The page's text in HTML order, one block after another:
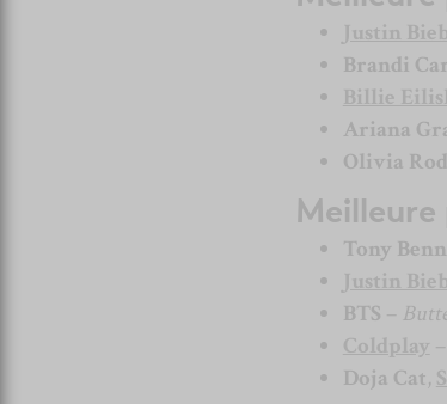
Justin
Brandi
Billie
Ariana
Olivia
Tony
Justin
BTS –
Coldplay –
Doja Cat,